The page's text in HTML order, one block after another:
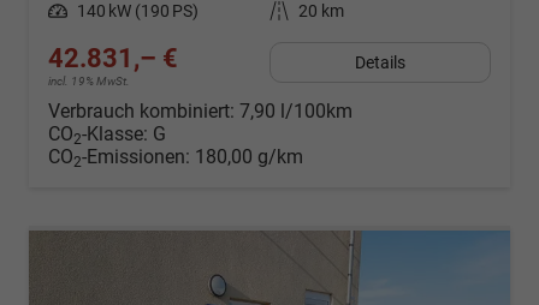
Leistung 140 kW (190 PS) Kilometerstand 20 km
42.831,– €
incl. 19% MwSt.
Details
Verbrauch kombiniert: 7,90 l/100km
CO2-Klasse: G
CO2-Emissionen: 180,00 g/km